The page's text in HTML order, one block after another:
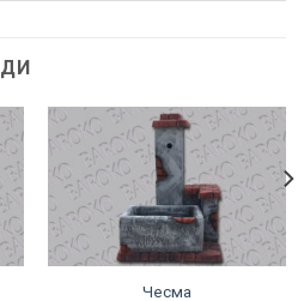
Чесма